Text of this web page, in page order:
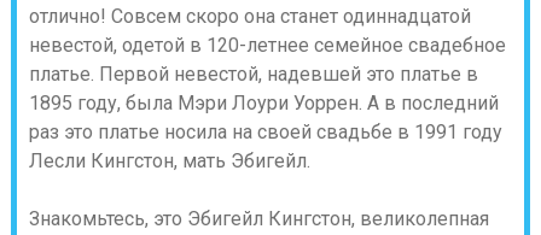
отлично! Совсем скоро она станет одиннадцатой
невестой, одетой в 120-летнее семейное свадебное
платье. Первой невестой, надевшей это платье в
1895 году, была Мэри Лоури Уоррен. А в последний
раз это платье носила на своей свадьбе в 1991 году
Лесли Кингстон, мать Эбигейл.
Знакомьтесь, это Эбигейл Кингстон, великолепная